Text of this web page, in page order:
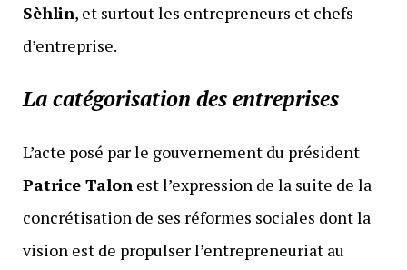
Sèhlin, et surtout les entrepreneurs et chefs
d’entreprise.
La catégorisation des entreprises
L’acte posé par le gouvernement du président
Patrice Talonest l’expression de la suite de la
concrétisation de ses réformes sociales dont la
vision est de propulser l’entrepreneuriat au